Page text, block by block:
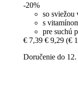
-20%
so sviežou
s
pre suchú
€ 7,39 € 9,29 (€
Doručenie do 12.